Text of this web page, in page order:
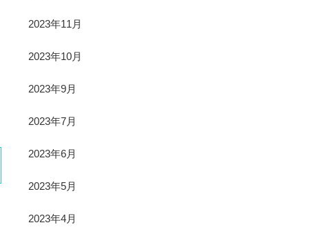
2023年11月
2023年10月
2023年9月
2023年7月
2023年6月
2023年5月
2023年4月